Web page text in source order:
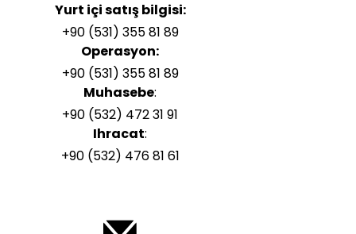
Yurt içi satış bilgisi:
+90 (531) 355 81 89
Operasyon:
+90 (531) 355 81 89
Muhasebe:
+90 (532) 472 31 91
Ihracat:
+90 (532) 476 81 61